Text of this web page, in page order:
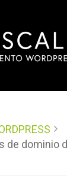
de dominio